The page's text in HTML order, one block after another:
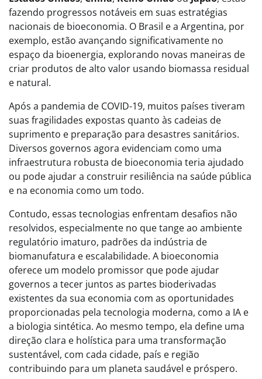
fazendo progressos notáveis em suas estratégias
nacionais de bioeconomia. O Brasil e a Argentina, por
exemplo, estão avançando significativamente no
espaço da bioenergia, explorando novas maneiras de
criar produtos de alto valor usando biomassa residual
e natural.
Após a pandemia de COVID-19, muitos países tiveram
suas fragilidades expostas quanto às cadeias de
suprimento e preparação para desastres sanitários.
Diversos governos agora evidenciam como uma
infraestrutura robusta de bioeconomia teria ajudado
ou pode ajudar a construir resiliência na saúde pública
e na economia como um todo.
Contudo, essas tecnologias enfrentam desafios não
resolvidos, especialmente no que tange ao ambiente
regulatório imaturo, padrões da indústria de
biomanufatura e escalabilidade. A bioeconomia
oferece um modelo promissor que pode ajudar
governos a tecer juntos as partes bioderivadas
existentes da sua economia com as oportunidades
proporcionadas pela tecnologia moderna, como a IA e
a biologia sintética. Ao mesmo tempo, ela define uma
direção clara e holística para uma transformação
sustentável, com cada cidade, país e região
contribuindo para um planeta saudável e próspero.